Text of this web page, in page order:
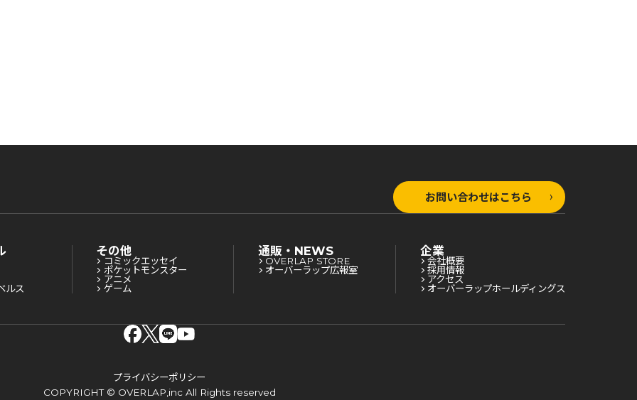
お問い合わせはこちら
ルス
その他
コミックエッセイ
ポケットモンスター
アニメ
ゲーム
通販・NEWS
OVERLAP STORE
オーバーラップ広報室
企業
会社概要
採用情報
アクセス
オーバーラップホールディングス
プライバシーポリシー
COPYRIGHT © OVERLAP,inc All Rights reserved